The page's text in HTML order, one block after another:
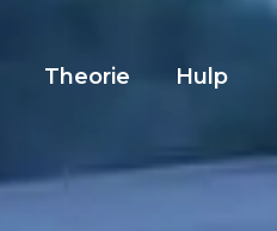
Theorie Hulp